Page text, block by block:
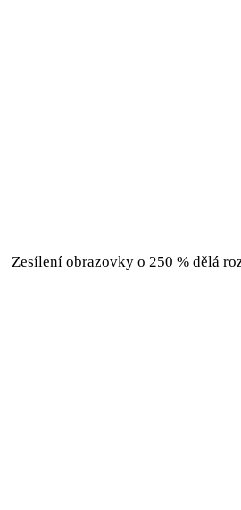
Zesílení obrazovky o 250 % dělá